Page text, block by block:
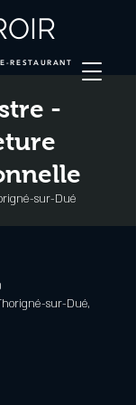
RESTAURANT
-
sur-Dué
sur-Dué,